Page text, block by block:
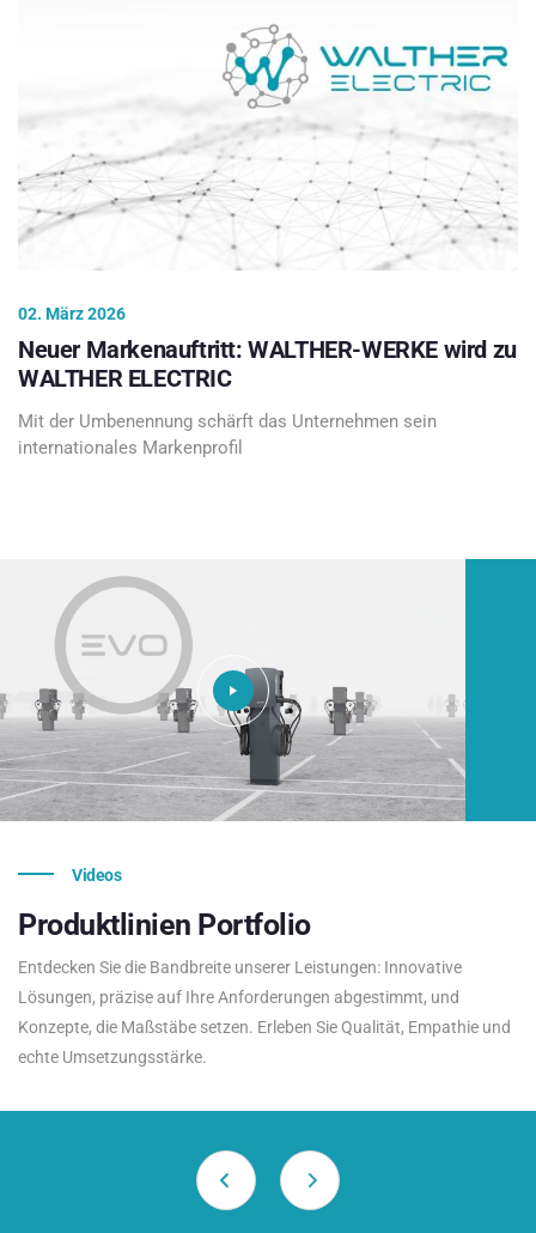
02. März 2026
Neuer Markenauftritt: WALTHER-WERKE wird zu
WALTHER ELECTRIC
Mit der Umbenennung schärft das Unternehmen sein
internationales Markenprofil
Videos
Produktlinien Portfolio
Entdecken Sie die Bandbreite unserer Leistungen: Innovative
Lösungen, präzise auf Ihre Anforderungen abgestimmt, und
Konzepte, die Maßstäbe setzen. Erleben Sie Qualität, Empathie und
echte Umsetzungsstärke.